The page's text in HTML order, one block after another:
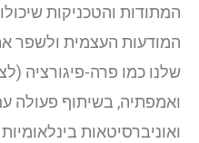
המתודות והטכניקות
המודעות העצמית ולשפר
שלנו כמו פרה-פיגורציה
ואמפתיה, בשיתוף פעולה
ואוניברסיטאות